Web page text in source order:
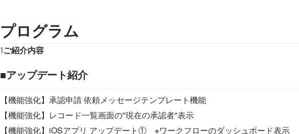
プログラム
1ご紹介内容
■アップデート紹介
【機能強化】承認申請 依頼メッセージテンプレート機能
【機能強化】レコード一覧画面の"現在の承認者"表示
【機能強化】iOSアプリ アップデート① ※ワークフローのダッシュボード表示